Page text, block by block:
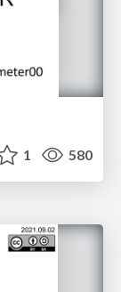
1 580